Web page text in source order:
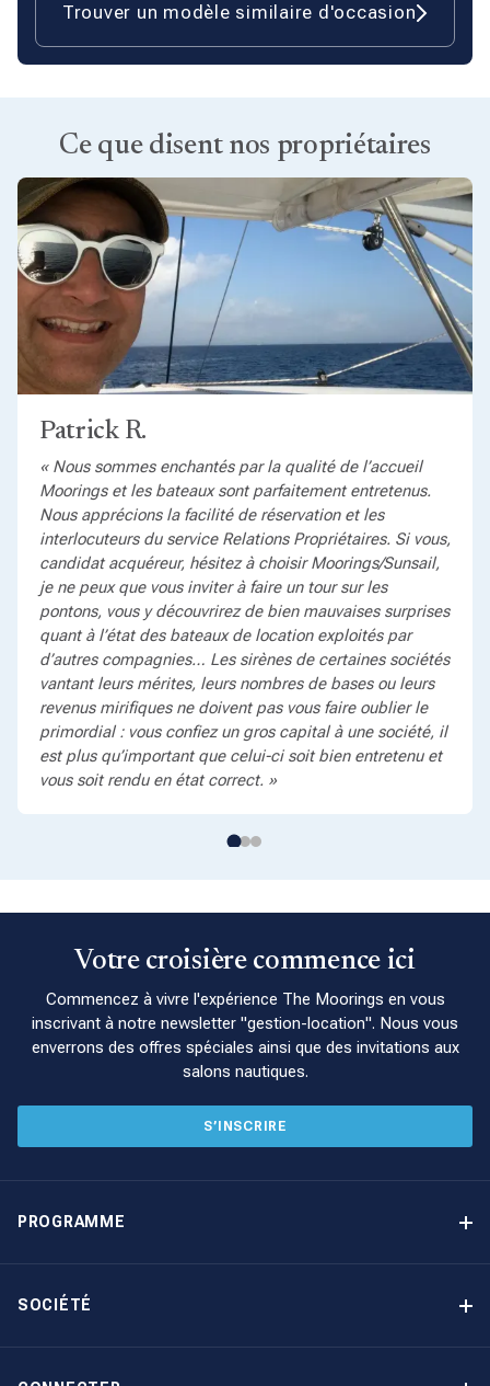
Trouver un modèle similaire d'occasion
Ce que disent nos propriétaires
Patrick R.
« Nous sommes enchantés par la qualité de l’accueil
Moorings et les bateaux sont parfaitement entretenus.
Nous apprécions la facilité de réservation et les
interlocuteurs du service Relations Propriétaires. Si vous,
candidat acquéreur, hésitez à choisir Moorings/Sunsail,
je ne peux que vous inviter à faire un tour sur les
pontons, vous y découvrirez de bien mauvaises surprises
quant à l’état des bateaux de location exploités par
d’autres compagnies… Les sirènes de certaines sociétés
vantant leurs mérites, leurs nombres de bases ou leurs
revenus mirifiques ne doivent pas vous faire oublier le
primordial : vous confiez un gros capital à une société, il
est plus qu’important que celui-ci soit bien entretenu et
vous soit rendu en état correct. »
Votre croisière commence ici
Commencez à vivre l'expérience The Moorings en vous
inscrivant à notre newsletter "gestion-location". Nous vous
enverrons des offres spéciales ainsi que des invitations aux
salons nautiques.
S’INSCRIRE
PROGRAMME
Avantages
SOCIÉTÉ